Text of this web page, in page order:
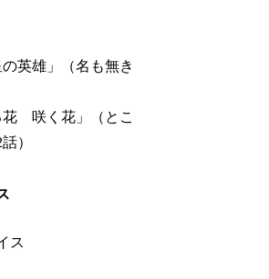
英雄」（名も無き
花 咲く花」（とこ
）